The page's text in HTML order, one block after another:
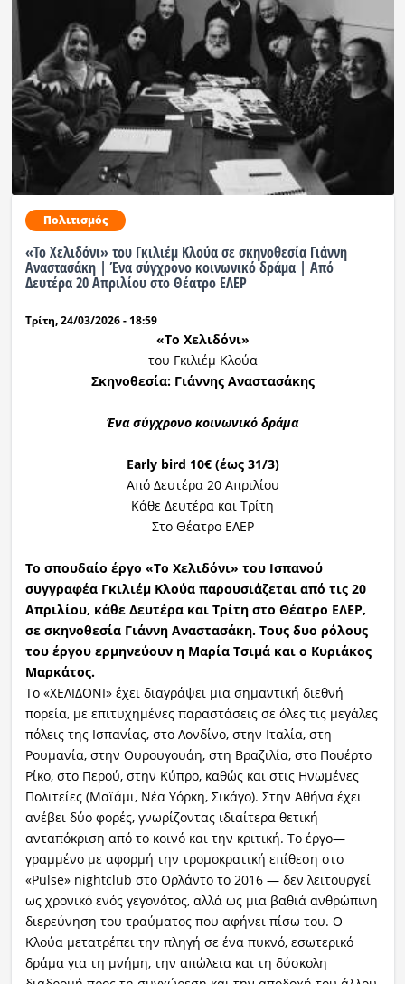
Πολιτισμός
«Το Χελιδόνι» του Γκιλιέμ Κλούα σε σκηνοθεσία Γιάννη
Αναστασάκη | Ένα σύγχρονο κοινωνικό δράμα | Από
Δευτέρα 20 Απριλίου στο Θέατρο ΕΛΕΡ
Τρίτη, 24/03/2026 - 18:59
«Το Χελιδόνι»
του Γκιλιέμ Κλούα
Σκηνοθεσία: Γιάννης Αναστασάκης
Ένα σύγχρονο κοινωνικό δράμα
Early bird 10€ (έως 31/3)
Από Δευτέρα 20 Απριλίου
Κάθε Δευτέρα και Τρίτη
Στο Θέατρο ΕΛΕΡ
Το σπουδαίο έργο «Το Χελιδόνι» του Ισπανού
συγγραφέα Γκιλιέμ Κλούα παρουσιάζεται από τις 20
Απριλίου, κάθε Δευτέρα και Τρίτη στο Θέατρο ΕΛΕΡ,
σε σκηνοθεσία Γιάννη Αναστασάκη. Τους δυο ρόλους
του έργου ερμηνεύουν η Μαρία Τσιμά και ο Κυριάκος
Μαρκάτος.
Το «ΧΕΛΙΔΟΝΙ» έχει διαγράψει μια σημαντική διεθνή
πορεία, με επιτυχημένες παραστάσεις σε όλες τις μεγάλες
πόλεις της Ισπανίας, στο Λονδίνο, στην Ιταλία, στη
Ρουμανία, στην Ουρουγουάη, στη Βραζιλία, στο Πουέρτο
Ρίκο, στο Περού, στην Κύπρο, καθώς και στις Ηνωμένες
Πολιτείες (Μαϊάμι, Νέα Υόρκη, Σικάγο). Στην Αθήνα έχει
ανέβει δύο φορές, γνωρίζοντας ιδιαίτερα θετική
ανταπόκριση από το κοινό και την κριτική. Το έργο—
γραμμένο με αφορμή την τρομοκρατική επίθεση στο
«Pulse» nightclub στο Ορλάντο το 2016 — δεν λειτουργεί
ως χρονικό ενός γεγονότος, αλλά ως μια βαθιά ανθρώπινη
διερεύνηση του τραύματος που αφήνει πίσω του. Ο
Κλούα μετατρέπει την πληγή σε ένα πυκνό, εσωτερικό
δράμα για τη μνήμη, την απώλεια και τη δύσκολη